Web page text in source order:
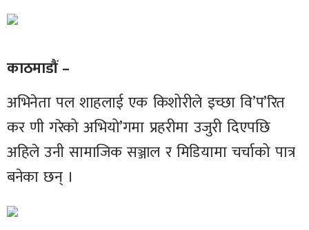
काठमाडौं –
अभिनेता पल शाहलाई एक किशोरीले इच्छा वि’प’रित
कर णी गरेको अभियो’गमा प्रहरीमा उजुरी दिएपछि
अहिले उनी सामाजिक सञ्जाल र मिडियामा चर्चाको पात्र
बनेका छन् ।